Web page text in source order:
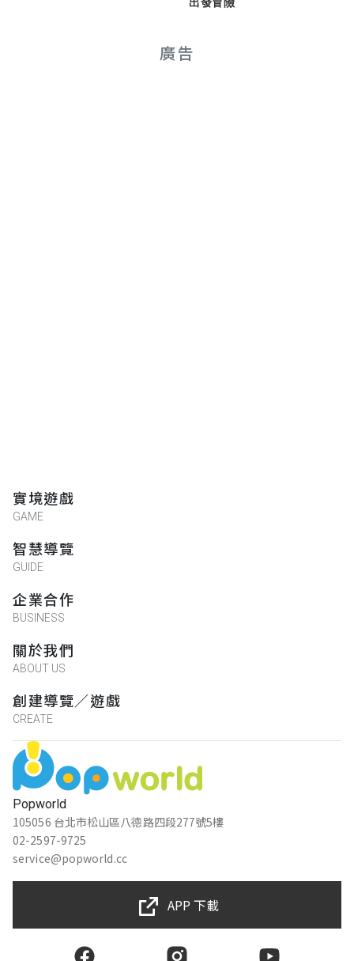
廣告
Popworld
105056 台北市松山區八德路四段277號5樓
02-2597-9725
service@popworld.cc
實境遊戲
GAME
智慧導覽
GUIDE
企業合作
BUSINESS
關於我們
ABOUT US
創建導覽／遊戲
CREATE
APP 下載